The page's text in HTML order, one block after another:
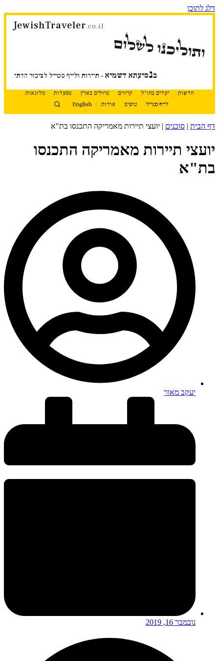
דלג לתוכן
JewishTraveler.co.il
ותוליכנו לשלום
בנסיעתא דשמיא - תיירות ולייף סטייל לציבור הדתי
חדשות יעדים בחו"ל קרוזים טיולים בארץ מסעדות
מלונאות
לייף סטייל
טיפים אודות English
דף הבית | סוכנים | יועצי תיירות מאמריקה התכנסו בת"א
יועצי תיירות מאמריקה התכנסו
בת"א
יעקב מאור
נובמבר 16, 2019